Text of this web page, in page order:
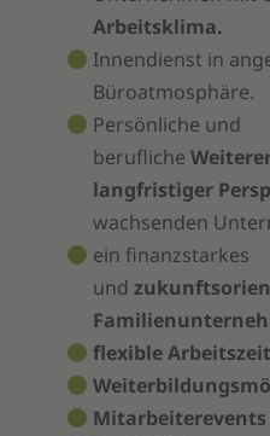
Arbeitsklima.
Innendienst in
Büroatmosphäre.
Persönliche und
berufliche
langfristiger
wachsenden
ein finanzstarkes
und
flexible
Mitarbeiterevents